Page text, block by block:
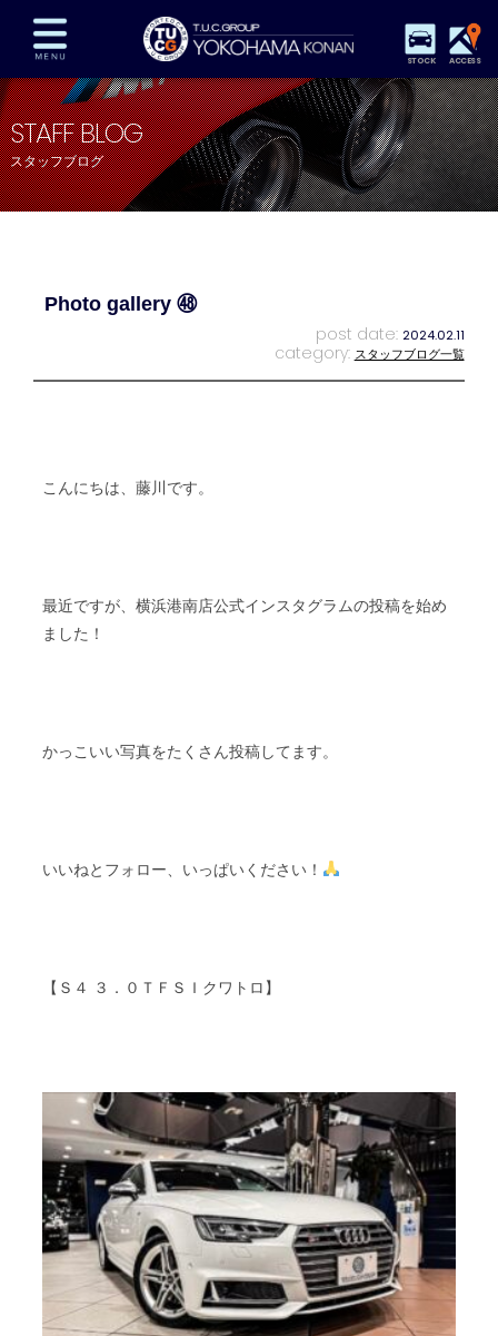
STOCK ACCESS
在庫車両情報 保証&サービス パーツリスト
TUCとは？ 店舗情報 アクセスマップ
全国納車 特別作業 注文販売
STAFF BLOG
スタッフブログ
Photo gallery ㊽
post date: 2024.02.11
category: スタッフブログ一覧
こんにちは、藤川です。
最近ですが、横浜港南店公式インスタグラムの投稿を始め
ました！
かっこいい写真をたくさん投稿してます。
いいねとフォロー、いっぱいください！
【Ｓ４ ３．０ＴＦＳＩクワトロ】